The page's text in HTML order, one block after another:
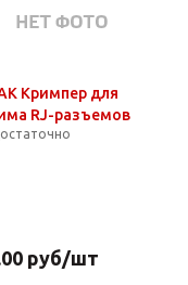
Кримпер для
RJ-разъемов
руб/шт